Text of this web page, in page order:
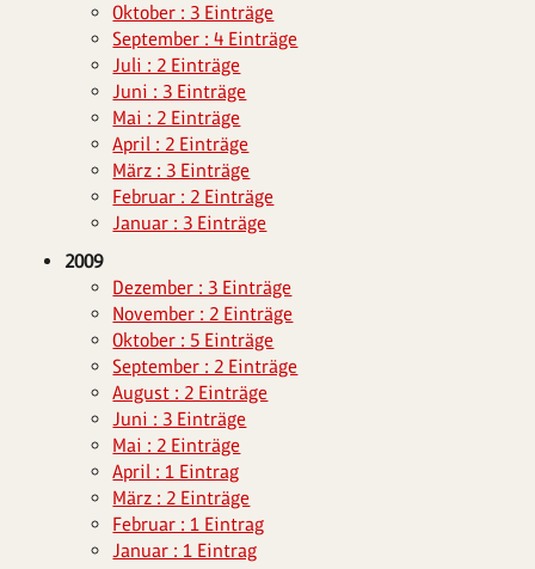
Oktober : 3 Einträge
September : 4 Einträge
Juli : 2 Einträge
Juni : 3 Einträge
Mai : 2 Einträge
April : 2 Einträge
März : 3 Einträge
Februar : 2 Einträge
Januar : 3 Einträge
2009
Dezember : 3 Einträge
November : 2 Einträge
Oktober : 5 Einträge
September : 2 Einträge
August : 2 Einträge
Juni : 3 Einträge
Mai : 2 Einträge
April : 1 Eintrag
März : 2 Einträge
Februar : 1 Eintrag
Januar : 1 Eintrag